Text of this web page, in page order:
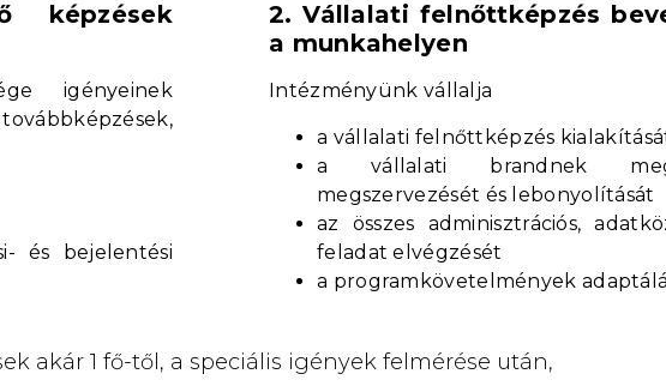
képzések
igényeinek
és bejelentési
2. Vállalati felnőttképzés
a munkahelyen
Intézményünk vállalja
a vállalati felnőttképzés
a vállalati brandnek
megszervezését és lebonyolítását
az összes adminisztrációs,
feladat elvégzését
a programkövetelmények
akár 1 fő-től, a speciális igények felmérése után,